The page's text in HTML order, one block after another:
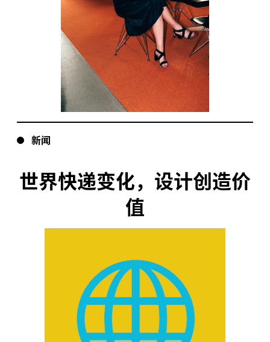
新闻
世界快递变化，设计创造价
值